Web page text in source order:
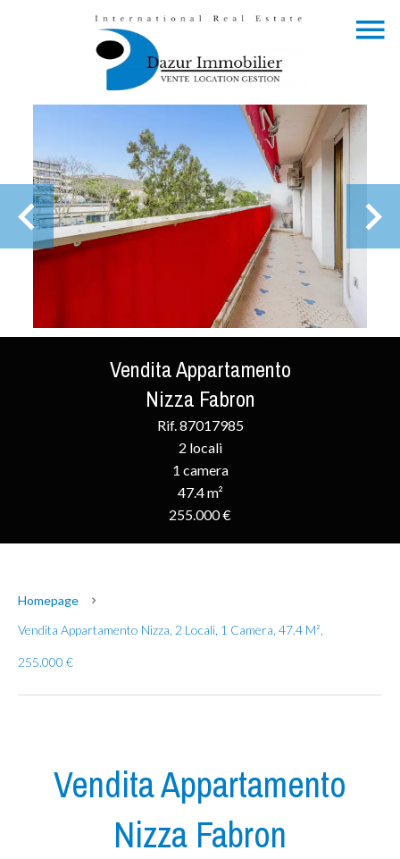
Vendita Appartamento
Nizza Fabron
Rif. 87017985
2 locali
1 camera
47.4 m²
255.000 €
Homepage
Vendita Appartamento Nizza, 2 Locali, 1 Camera, 47.4 M²,
255.000 €
Vendita Appartamento
Nizza Fabron